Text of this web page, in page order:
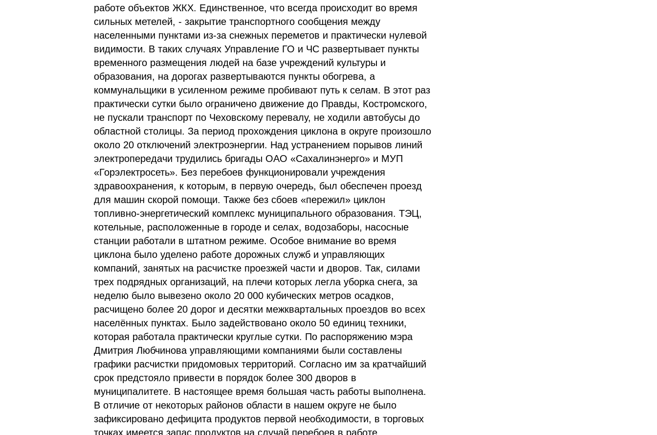
работе объектов ЖКХ. Единственное, что всегда происходит во время
сильных метелей, - закрытие транспортного сообщения между
населенными пунктами из-за снежных переметов и практически нулевой
видимости. В таких случаях Управление ГО и ЧС развертывает пункты
временного размещения людей на базе учреждений культуры и
образования, на дорогах развертываются пункты обогрева, а
коммунальщики в усиленном режиме пробивают путь к селам. В этот раз
практически сутки было ограничено движение до Правды, Костромского,
не пускали транспорт по Чеховскому перевалу, не ходили автобусы до
областной столицы. За период прохождения циклона в округе произошло
около 20 отключений электроэнергии. Над устранением порывов линий
электропередачи трудились бригады ОАО «Сахалинэнерго» и МУП
«Горэлектросеть». Без перебоев функционировали учреждения
здравоохранения, к которым, в первую очередь, был обеспечен проезд
для машин скорой помощи. Также без сбоев «пережил» циклон
топливно-энергетический комплекс муниципального образования. ТЭЦ,
котельные, расположенные в городе и селах, водозаборы, насосные
станции работали в штатном режиме. Особое внимание во время
циклона было уделено работе дорожных служб и управляющих
компаний, занятых на расчистке проезжей части и дворов. Так, силами
трех подрядных организаций, на плечи которых легла уборка снега, за
неделю было вывезено около 20 000 кубических метров осадков,
расчищено более 20 дорог и десятки межквартальных проездов во всех
населённых пунктах. Было задействовано около 50 единиц техники,
которая работала практически круглые сутки. По распоряжению мэра
Дмитрия Любчинова управляющими компаниями были составлены
графики расчистки придомовых территорий. Согласно им за кратчайший
срок предстояло привести в порядок более 300 дворов в
муниципалитете. В настоящее время большая часть работы выполнена.
В отличие от некоторых районов области в нашем округе не было
зафиксировано дефицита продуктов первой необходимости, в торговых
точках имеется запас продуктов на случай перебоев в работе